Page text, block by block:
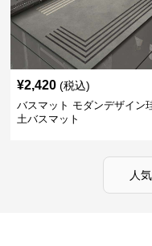
¥2,420 (税込)
バスマット モダンデザイン
土バスマット
人